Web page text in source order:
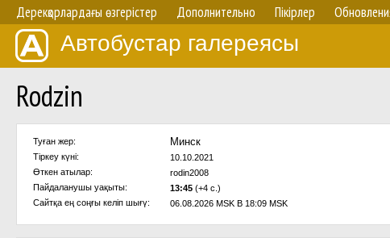
Дерекқорлардағы өзгерістер Дополнительно Пікірлер
Автобустар галереясы
Rodzin
Туған жер: Минск
Тіркеу күні:
10.10.2021
Өткен атылар:
rodin2008
Пайдаланушы уақыты:
13:45 (+4 с.)
Сайтқа ең соңғы келіп шығү:
06.08.2026 MSK В 18:09 MSK